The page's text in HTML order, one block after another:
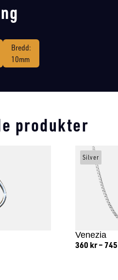
Bredd:
10mm
produkter
Venezia
360 kr –745
Silver